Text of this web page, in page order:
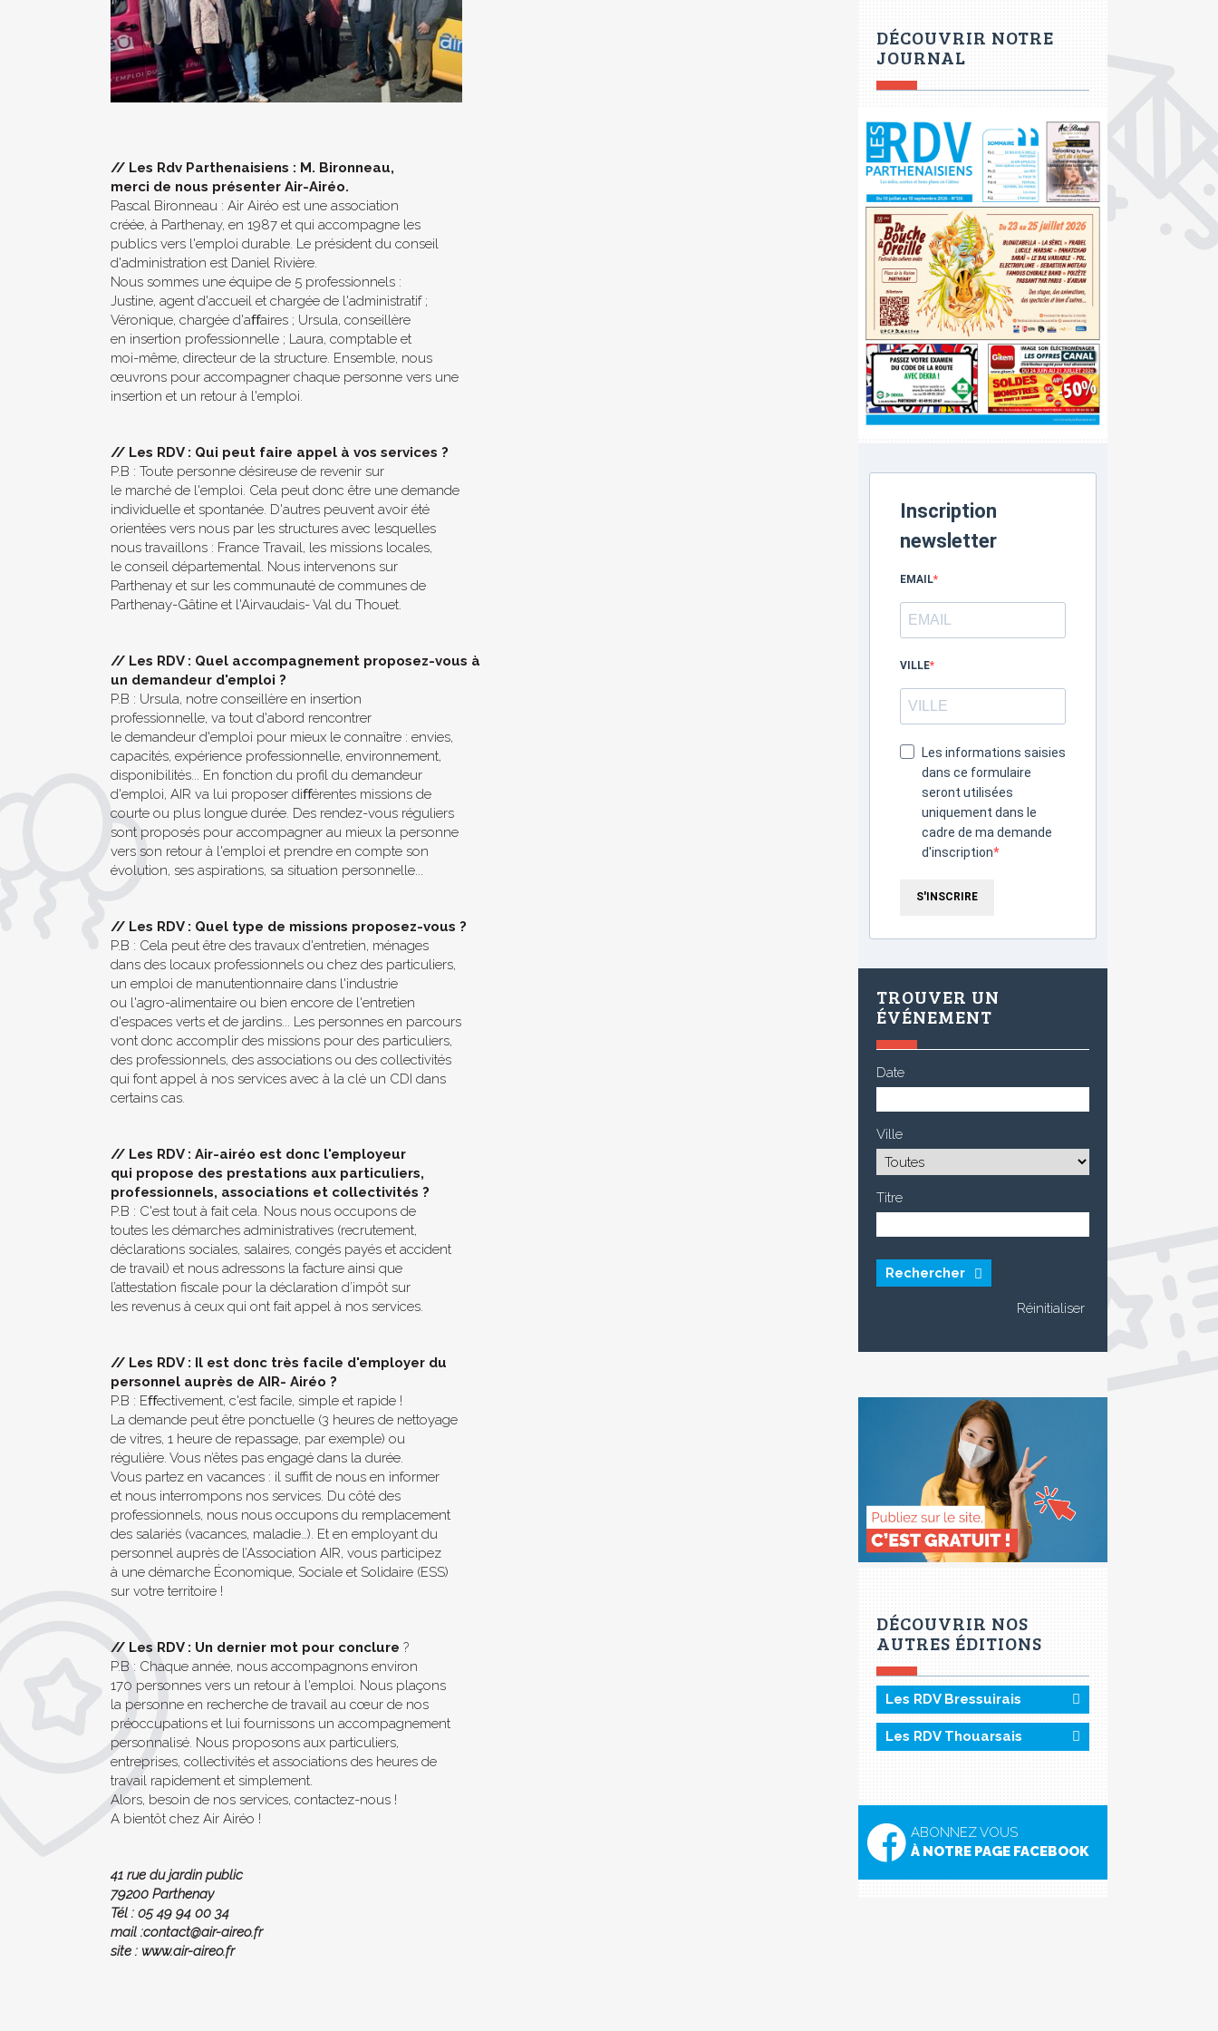
// Les Rdv Parthenaisiens : M. Bironneau,
merci de nous présenter Air-Airéo.
Pascal Bironneau : Air Airéo est une association
créée, à Parthenay, en 1987 et qui accompagne les
publics vers l'emploi durable. Le président du conseil
d'administration est Daniel Rivière.
Nous sommes une équipe de 5 professionnels :
Justine, agent d'accueil et chargée de l'administratif ;
Véronique, chargée d'aﬀaires ; Ursula, conseillère
en insertion professionnelle ; Laura, comptable et
moi-même, directeur de la structure. Ensemble, nous
œuvrons pour accompagner chaque personne vers une
insertion et un retour à l'emploi.
// Les RDV : Qui peut faire appel à vos services ?
P.B : Toute personne désireuse de revenir sur
le marché de l'emploi. Cela peut donc être une demande
individuelle et spontanée. D'autres peuvent avoir été
orientées vers nous par les structures avec lesquelles
nous travaillons : France Travail, les missions locales,
le conseil départemental. Nous intervenons sur
Parthenay et sur les communauté de communes de
Parthenay-Gâtine et l'Airvaudais- Val du Thouet.
// Les RDV : Quel accompagnement proposez-vous à
un demandeur d'emploi ?
P.B : Ursula, notre conseillère en insertion
professionnelle, va tout d'abord rencontrer
le demandeur d'emploi pour mieux le connaître : envies,
capacités, expérience professionnelle, environnement,
disponibilités... En fonction du profil du demandeur
d'emploi, AIR va lui proposer diﬀérentes missions de
courte ou plus longue durée. Des rendez-vous réguliers
sont proposés pour accompagner au mieux la personne
vers son retour à l'emploi et prendre en compte son
évolution, ses aspirations, sa situation personnelle...
// Les RDV : Quel type de missions proposez-vous ?
P.B : Cela peut être des travaux d'entretien, ménages
dans des locaux professionnels ou chez des particuliers,
un emploi de manutentionnaire dans l'industrie
ou l'agro-alimentaire ou bien encore de l'entretien
d'espaces verts et de jardins... Les personnes en parcours
vont donc accomplir des missions pour des particuliers,
des professionnels, des associations ou des collectivités
qui font appel à nos services avec à la clé un CDI dans
certains cas.
// Les RDV : Air-airéo est donc l'employeur
qui propose des prestations aux particuliers,
professionnels, associations et collectivités ?
P.B : C'est tout à fait cela. Nous nous occupons de
toutes les démarches administratives (recrutement,
déclarations sociales, salaires, congés payés et accident
de travail) et nous adressons la facture ainsi que
l’attestation fiscale pour la déclaration d’impôt sur
les revenus à ceux qui ont fait appel à nos services.
// Les RDV : Il est donc très facile d'employer du
personnel auprès de AIR- Airéo ?
P.B : Eﬀectivement, c'est facile, simple et rapide !
La demande peut être ponctuelle (3 heures de nettoyage
de vitres, 1 heure de repassage, par exemple) ou
régulière. Vous n’êtes pas engagé dans la durée.
Vous partez en vacances : il suffit de nous en informer
et nous interrompons nos services. Du côté des
professionnels, nous nous occupons du remplacement
des salariés (vacances, maladie…). Et en employant du
personnel auprès de l’Association AIR, vous participez
à une démarche Économique, Sociale et Solidaire (ESS)
sur votre territoire !
// Les RDV : Un dernier mot pour conclure ?
P.B : Chaque année, nous accompagnons environ
170 personnes vers un retour à l'emploi. Nous plaçons
la personne en recherche de travail au cœur de nos
préoccupations et lui fournissons un accompagnement
personnalisé. Nous proposons aux particuliers,
entreprises, collectivités et associations des heures de
travail rapidement et simplement.
Alors, besoin de nos services, contactez-nous !
A bientôt chez Air Airéo !
41 rue du jardin public
79200 Parthenay
Tél : 05 49 94 00 34
mail :contact@air-aireo.fr
site : www.air-aireo.fr
DÉCOUVRIR NOTRE
JOURNAL
Inscription
newsletter
EMAIL
VILLE
Les informations saisies
dans ce formulaire
seront utilisées
uniquement dans le
cadre de ma demande
d'inscription
S'INSCRIRE
TROUVER UN
ÉVÉNEMENT
Date
Ville
Titre
Rechercher
DÉCOUVRIR NOS
AUTRES ÉDITIONS
Les RDV Bressuirais
Les RDV Thouarsais
ABONNEZ VOUS
À NOTRE PAGE FACEBOOK